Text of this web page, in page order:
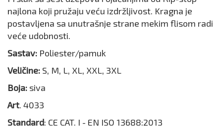
najlona koji pružaju veću izdržljivost. Kragna je
postavljena sa unutrašnje strane mekim flisom radi
veće udobnosti.
Sastav: Poliester/pamuk
Veličine: S, M, L, XL, XXL, 3XL
Boja: siva
Art. 4033
Standard: CE CAT. I - EN ISO 13688:2013